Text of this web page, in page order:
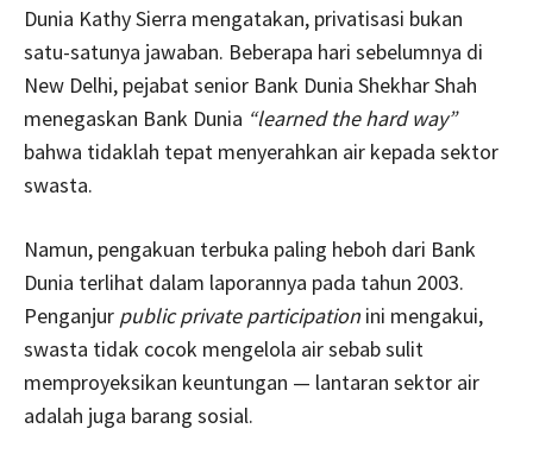
Dunia Kathy Sierra mengatakan, privatisasi bukan
satu-satunya jawaban. Beberapa hari sebelumnya di
New Delhi, pejabat senior Bank Dunia Shekhar Shah
menegaskan Bank Dunia “learned the hard way”
bahwa tidaklah tepat menyerahkan air kepada sektor
swasta.
Namun, pengakuan terbuka paling heboh dari Bank
Dunia terlihat dalam laporannya pada tahun 2003.
Penganjur public private participation ini mengakui,
swasta tidak cocok mengelola air sebab sulit
memproyeksikan keuntungan — lantaran sektor air
adalah juga barang sosial.